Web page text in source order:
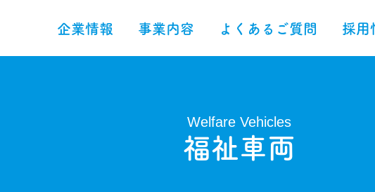
企業情報 事業内容 よくあるご質問 採用
​福祉車両
Welfare Vehicles